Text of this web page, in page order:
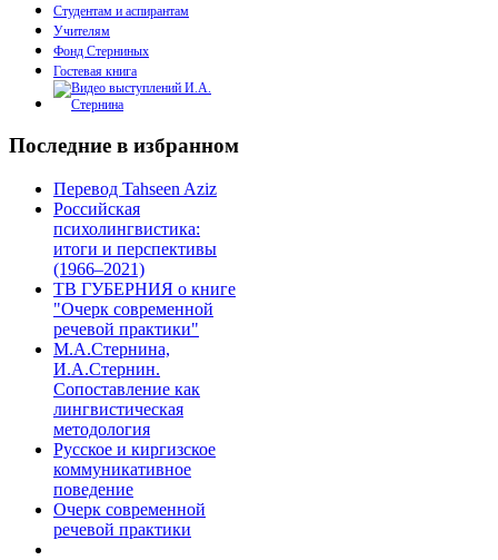
Студентам и аспирантам
Учителям
Фонд Стерниных
Гостевая книга
Последние в избранном
Перевод Tahseen Aziz
Российская
психолингвистика:
итоги и перспективы
(1966–2021)
ТВ ГУБЕРНИЯ о книге
"Очерк современной
речевой практики"
М.А.Стернина,
И.А.Стернин.
Сопоставление как
лингвистическая
методология
Русское и киргизское
коммуникативное
поведение
Очерк современной
речевой практики